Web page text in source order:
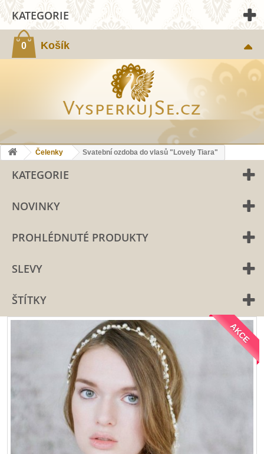
0 Košík
KATEGORIE
Čelenky Svatební ozdoba do vlasů "Lovely Tiara"
KATEGORIE
NOVINKY
PROHLÉDNUTÉ PRODUKTY
SLEVY
ŠTÍTKY
AKCE